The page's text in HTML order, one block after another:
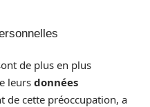
de plus en plus
leurs données
de cette préoccupation, a